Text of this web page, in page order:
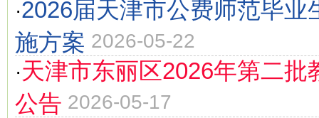
·2026届天津市公费师范毕业
施方案 2026-05-22
·天津市东丽区2026年第二批
公告 2026-05-17